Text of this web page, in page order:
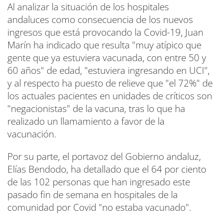
Al analizar la situación de los hospitales
andaluces como consecuencia de los nuevos
ingresos que está provocando la Covid-19, Juan
Marín ha indicado que resulta "muy atípico que
gente que ya estuviera vacunada, con entre 50 y
60 años" de edad, "estuviera ingresando en UCI",
y al respecto ha puesto de relieve que "el 72%" de
los actuales pacientes en unidades de críticos son
"negacionistas" de la vacuna, tras lo que ha
realizado un llamamiento a favor de la
vacunación.
Por su parte, el portavoz del Gobierno andaluz,
Elías Bendodo, ha detallado que el 64 por ciento
de las 102 personas que han ingresado este
pasado fin de semana en hospitales de la
comunidad por Covid "no estaba vacunado".